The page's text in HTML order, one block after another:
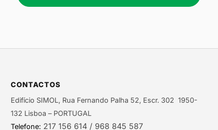
CONTACTOS
Edifício SIMOL, Rua Fernando Palha 52, Escr. 302 1950-
132 Lisboa – PORTUGAL
Telefone: 217 156 614 / 968 845 587